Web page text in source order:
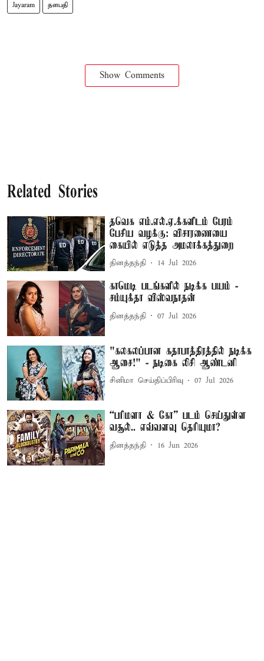
Jayaram தளபதி
Show Comments
Related Stories
தவெக எம்.எல்.ஏ.க்களிடம் பேரம்
பேசிய வழக்கு: விசாரணையை
கையில் எடுத்த அமலாக்கத்துறை
தினத்தந்தி 14 Jul 2026
காமெடி படங்களில் நடிக்க பயம் -
சம்யுக்தா விஸ்வநாதன்
தினத்தந்தி 07 Jul 2026
"கலகலப்பான கதாபாத்திரத்தில் நடிக்க
ஆசை!" - நடிகை லிசி ஆண்டனி
சினிமா செய்திப்பிரிவு 07 Jul 2026
“பரிமளா & கோ” படம் செய்துள்ள
வசூல்.. எவ்வளவு தெரியுமா?
தினத்தந்தி 16 Jun 2026